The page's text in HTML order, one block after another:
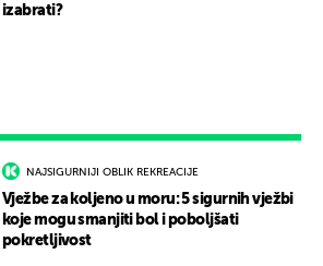
NAJSIGURNIJI OBLIK REKREACIJE
Vježbe za koljeno u moru: 5 sigurnih vježbi
koje mogu smanjiti bol i poboljšati
pokretljivost
izabrati?